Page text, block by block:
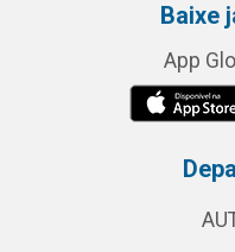
Baixe
App